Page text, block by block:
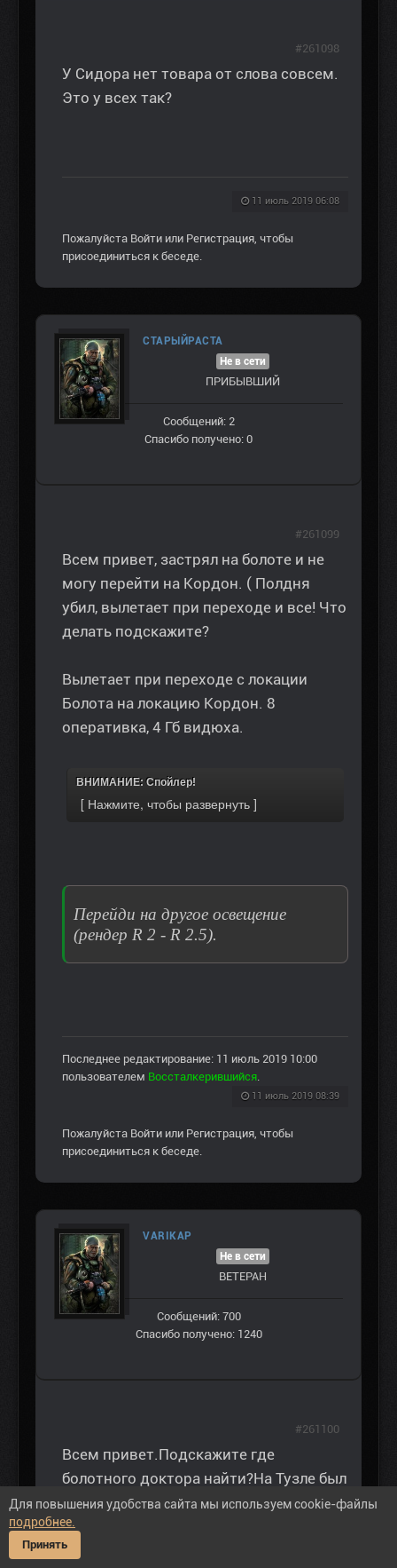
У Сидора нет товара от слова совсем.
Это у всех так?
11 июль 2019 06:08
#261098
Пожалуйста Войти или Регистрация, чтобы
присоединиться к беседе.
СТАРЫЙРАСТА
Не в сети
ПРИБЫВШИЙ
Сообщений: 2
Спасибо получено: 0
Всем привет, застрял на болоте и не
могу перейти на Кордон. ( Полдня
убил, вылетает при переходе и все! Что
делать подскажите?
Вылетает при переходе с локации
Болота на локацию Кордон. 8
оперативка, 4 Гб видюха.
ВНИМАНИЕ: Спойлер!
Перейди на другое освещение
(рендер R 2 - R 2.5).
Последнее редактирование: 11 июль 2019 10:00
пользователем Воссталкерившийся.
11 июль 2019 08:39
#261099
Пожалуйста Войти или Регистрация, чтобы
присоединиться к беседе.
VARIKAP
Не в сети
ВЕТЕРАН
Сообщений: 700
Спасибо получено: 1240
Всем привет.Подскажите где
болотного доктора найти?На Тузле был
в пещерке нет ,только собака.Северная
вышка, тоже нет на базе ЧН нет.
#261100
Для повышения удобства сайта мы используем cookie-файлы
подробнее.
Принять